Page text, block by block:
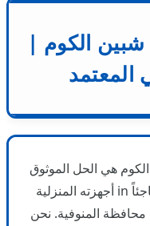
شبين الكوم |
المعتمد
هي الحل الموثوق
والآمن لكل من يواجه عطلاً مفاجئاً in أجهزته المنزلية
المنوفية. نحن